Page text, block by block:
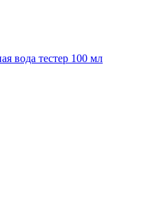
вода тестер 100 мл